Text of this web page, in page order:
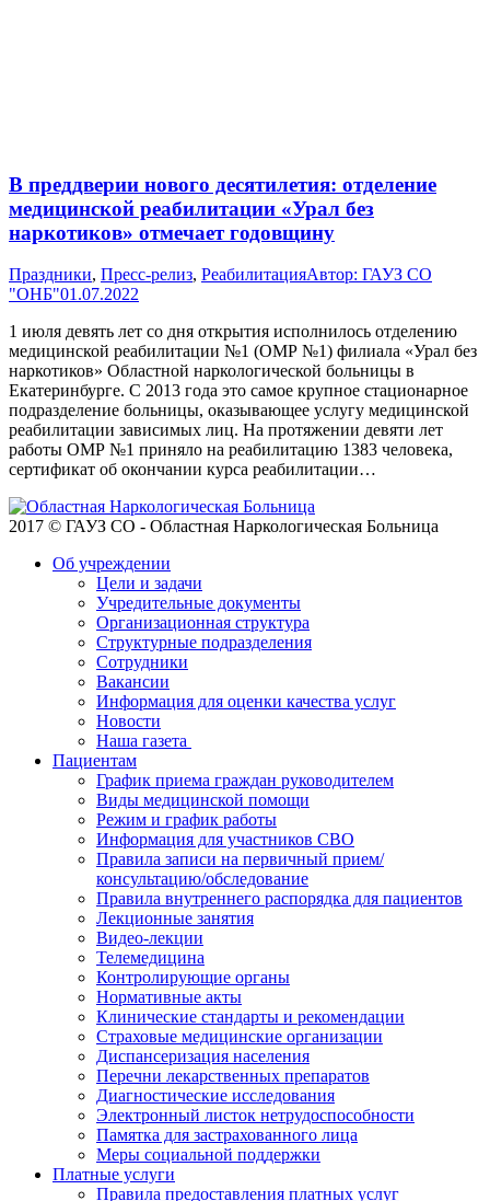
В преддверии нового десятилетия: отделение
медицинской реабилитации «Урал без
наркотиков» отмечает годовщину
Праздники, Пресс-релиз, РеабилитацияАвтор: ГАУЗ СО
"ОНБ"01.07.2022
1 июля девять лет со дня открытия исполнилось отделению
медицинской реабилитации №1 (ОМР №1) филиала «Урал без
наркотиков» Областной наркологической больницы в
Екатеринбурге. С 2013 года это самое крупное стационарное
подразделение больницы, оказывающее услугу медицинской
реабилитации зависимых лиц. На протяжении девяти лет
работы ОМР №1 приняло на реабилитацию 1383 человека,
сертификат об окончании курса реабилитации…
2017 © ГАУЗ СО - Областная Наркологическая Больница
Об учреждении
Цели и задачи
Учредительные документы
Организационная структура
Структурные подразделения
Сотрудники
Вакансии
Информация для оценки качества услуг
Новости
​​Наша газета
Пациентам
График приема граждан руководителем
Виды медицинской помощи
Режим и график работы
Информация для участников СВО
Правила записи на первичный прием/
консультацию/обследование
Правила внутреннего распорядка для пациентов
Лекционные занятия
Видео-лекции
Телемедицина
Контролирующие органы
Нормативные акты
Клинические стандарты и рекомендации
Страховые медицинские организации
Диспансеризация населения
Перечни лекарственных препаратов
Диагностические исследования
Электронный листок нетрудоспособности
Памятка для застрахованного лица
Меры социальной поддержки
Платные услуги
Правила предоставления платных услуг